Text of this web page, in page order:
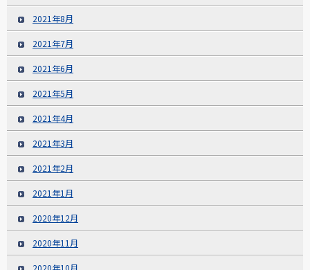
2021年8月
2021年7月
2021年6月
2021年5月
2021年4月
2021年3月
2021年2月
2021年1月
2020年12月
2020年11月
2020年10月